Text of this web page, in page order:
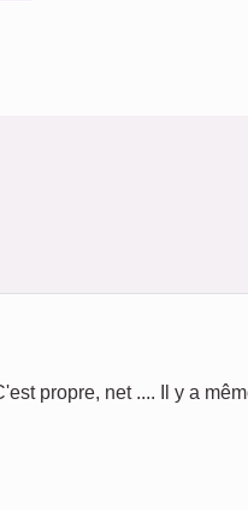
propre, net .... Il y a